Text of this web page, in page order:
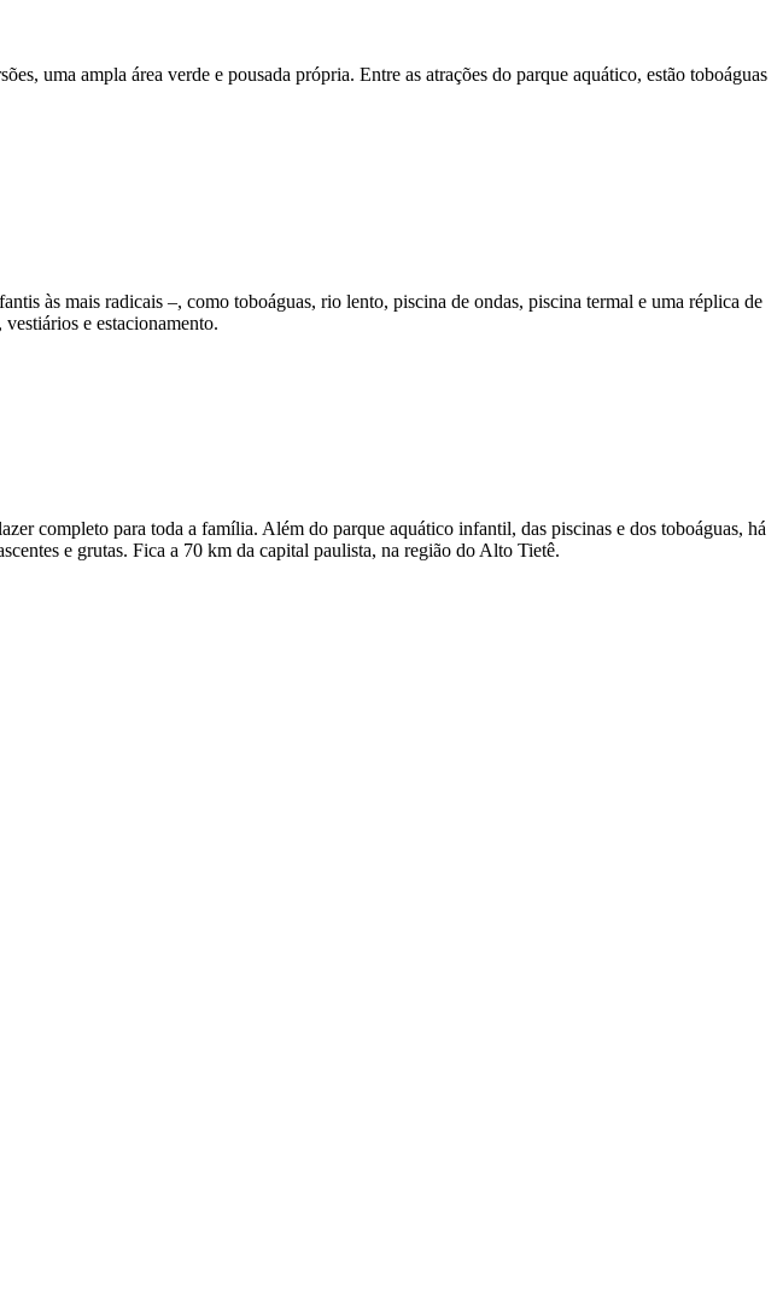
uma ampla área verde e pousada própria. Entre as atrações do parque aquático, estão toboáguas
às mais radicais –, como toboáguas, rio lento, piscina de ondas, piscina termal e uma réplica de
e estacionamento.
completo para toda a família. Além do parque aquático infantil, das piscinas e dos toboáguas, há
e grutas. Fica a 70 km da capital paulista, na região do Alto Tietê.